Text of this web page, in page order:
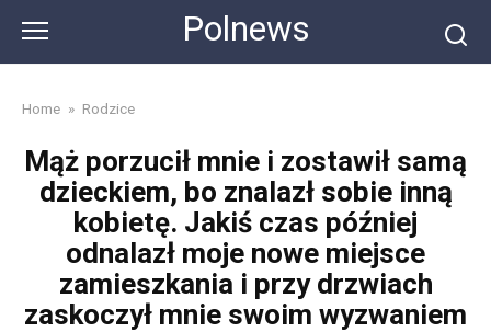
content
Polnews
Home » Rodzice
Mąż porzucił mnie i zostawił samą
dzieckiem, bo znalazł sobie inną
kobietę. Jakiś czas później
odnalazł moje nowe miejsce
zamieszkania i przy drzwiach
zaskoczył mnie swoim wyzwaniem